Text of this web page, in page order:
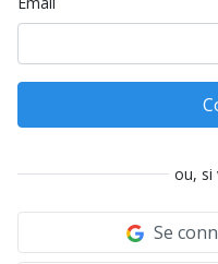
ou, si
Se